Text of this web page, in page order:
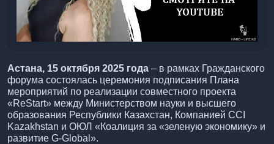
Астана, 15 октября 2025 года – в рамках Гражданского
форума состоялась церемония подписания Плана
мероприятий по реализации совместного проекта
«ReStart» между Министерством науки и высшего
образования Республики Казахстан, Компанией CCI
Kazakhstan и ОЮЛ «Коалиция за «зеленую экономику» и
развитие G-Global».